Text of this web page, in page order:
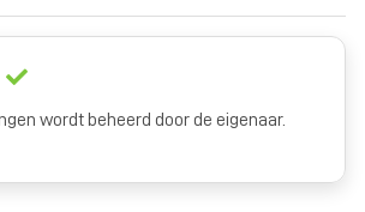
wordt beheerd door de eigenaar.